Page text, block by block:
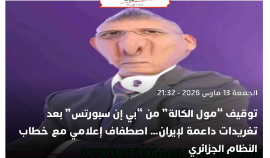
الجمعة 13 مارس 2026 - 21:32
توقيف “مول الكالة” من “بي إن سبورتس” بعد
تغريدات داعمة لإيران… اصطفاف إعلامي مع خطاب
النظام الجزائري